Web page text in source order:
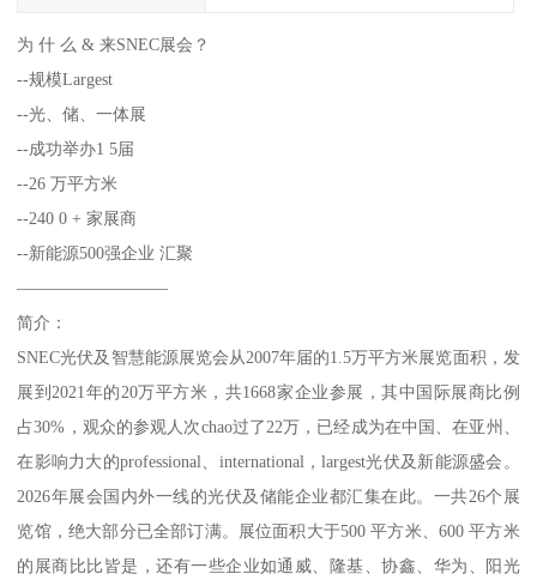
为 什 么 & 来SNEC展会？
--规模Largest
--光、储、一体展
--成功举办1 5届
--26 万平方米
--240 0 + 家展商
--新能源500强企业 汇聚
—————————
简介：
SNEC光伏及智慧能源展览会从2007年届的1.5万平方米展览面积，发
展到2021年的20万平方米，共1668家企业参展，其中国际展商比例
占30%，观众的参观人次chao过了22万，已经成为在中国、在亚州、
在影响力大的professional、international，largest光伏及新能源盛会。
2026年展会国内外一线的光伏及储能企业都汇集在此。一共26个展
览馆，绝大部分已全部订满。展位面积大于500 平方米、600 平方米
的展商比比皆是，还有一些企业如通威、隆基、协鑫、华为、阳光